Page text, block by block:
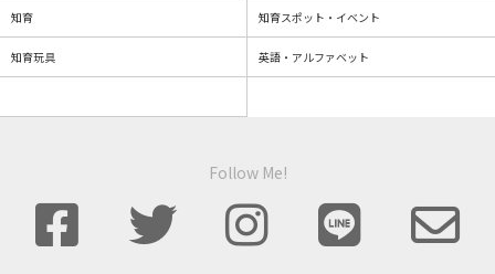
知育 知育スポット・イベント
知育玩具 英語・アルファベット
Follow Me!